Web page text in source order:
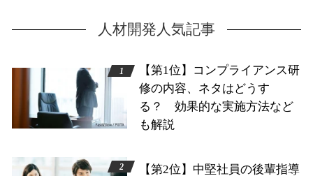
人材開発人気記事
【第1位】コンプライアンス研
修の内容、ネタはどうす
る？ 効果的な実施方法など
も解説
【第2位】中堅社員の後輩指導